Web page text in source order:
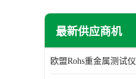
手持式矿石分析仪
光电直读光谱仪
最新供应商机